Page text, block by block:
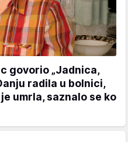
govorio „Jadnica,
radila u bolnici,
umrla, saznalo se ko